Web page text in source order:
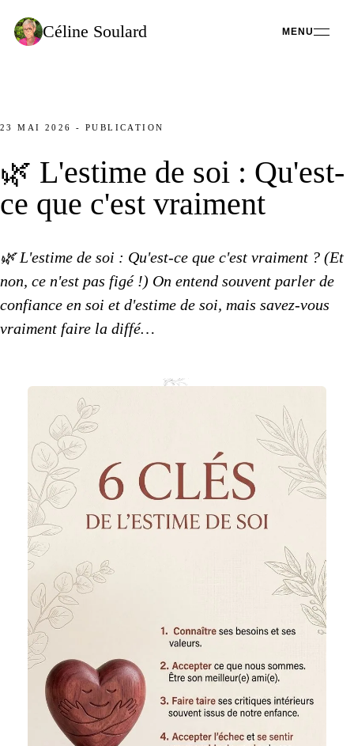
Céline Soulard MENU
23 MAI 2026 - PUBLICATION
🌿 L'estime de soi : Qu'est-
ce que c'est vraiment
🌿 L'estime de soi : Qu'est-ce que c'est vraiment ? (Et
non, ce n'est pas figé !) ​On entend souvent parler de
confiance en soi et d'estime de soi, mais savez-vous
vraiment faire la diffé…